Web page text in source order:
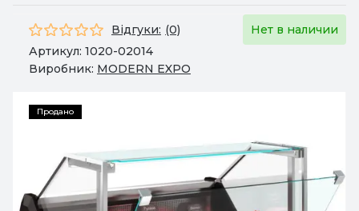
Відгуки: (0)
Нет в наличии
Артикул: 1020-02014
Виробник: MODERN EXPO
Продано